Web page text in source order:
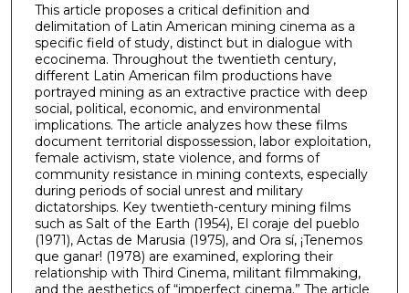
This article proposes a critical definition and
delimitation of Latin American mining cinema as a
specific field of study, distinct but in dialogue with
ecocinema. Throughout the twentieth century,
different Latin American film productions have
portrayed mining as an extractive practice with deep
social, political, economic, and environmental
implications. The article analyzes how these films
document territorial dispossession, labor exploitation,
female activism, state violence, and forms of
community resistance in mining contexts, especially
during periods of social unrest and military
dictatorships. Key twentieth-century mining films
such as Salt of the Earth (1954), El coraje del pueblo
(1971), Actas de Marusia (1975), and Ora sí, ¡Tenemos
que ganar! (1978) are examined, exploring their
relationship with Third Cinema, militant filmmaking,
and the aesthetics of “imperfect cinema.” The article